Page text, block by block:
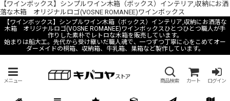
【ワインボックス】シンプルワイン木箱（ボックス）インテリア,収納にお洒
落な木箱 オリジナルロゴ(VOSNE ROMANEE)ワインボックス
【ワインボックス】シンプルワイン木箱（ボックス）インテリア,収納にお洒落な
木箱 オリジナルロゴ(VOSNE ROMANEE)ワインボックスひとつひとつ職人が手
作りした素朴でレトロな木箱を販売しています。
始まりは船大工。先代から受け継いだ職人魂で、一つずつ丁寧に心をこめてオー
ダーメイドの桐箱、収納箱、牛乳箱、巣箱など製作しています。
メニュー 商品検索 カート ログイン